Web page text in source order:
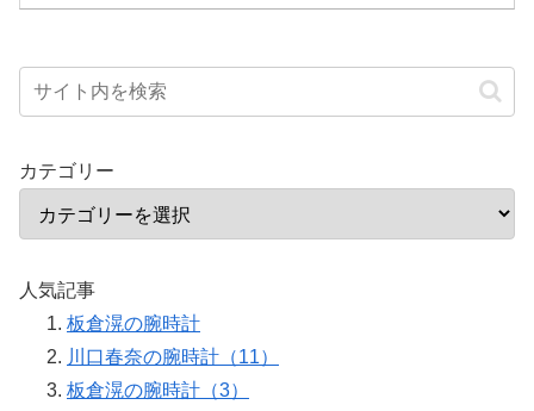
カテゴリー
人気記事
板倉滉の腕時計
川口春奈の腕時計（11）
板倉滉の腕時計（3）